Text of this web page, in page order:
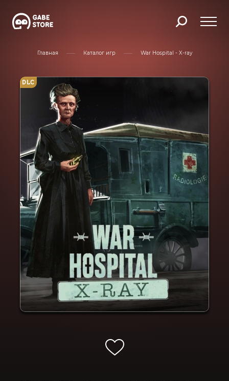
Главная Каталог игр War Hospital - X-ray
DLC